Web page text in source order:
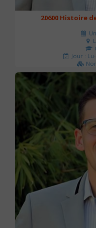
20600 Histoire
Jour :